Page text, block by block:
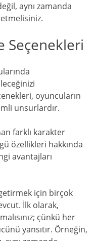
aynı zamanda
Seçenekleri
oyuncuların
unsurlardır.
farklı karakter
özellikleri hakkında
avantajları
için birçok
İlk olarak,
çünkü her
yansıtır. Örneğin,